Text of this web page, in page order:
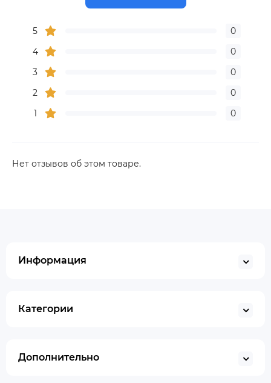
5
0
4
0
3
0
2
0
1
0
Нет отзывов об этом товаре.
Информация
Категории
Дополнительно